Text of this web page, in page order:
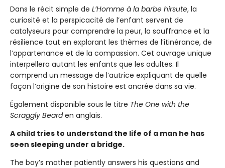
Dans le récit simple de L’Homme à la barbe hirsute, la
curiosité et la perspicacité de l’enfant servent de
catalyseurs pour comprendre la peur, la souffrance et la
résilience tout en explorant les thèmes de l’itinérance, de
l’appartenance et de la compassion. Cet ouvrage unique
interpellera autant les enfants que les adultes. Il
comprend un message de l’autrice expliquant de quelle
façon l’origine de son histoire est ancrée dans sa vie.
Également disponible sous le titre The One with the
Scraggly Bearden anglais.
A child tries to understand the life of a man he has
seen sleeping under a bridge.
The boy’s mother patiently answers his questions and